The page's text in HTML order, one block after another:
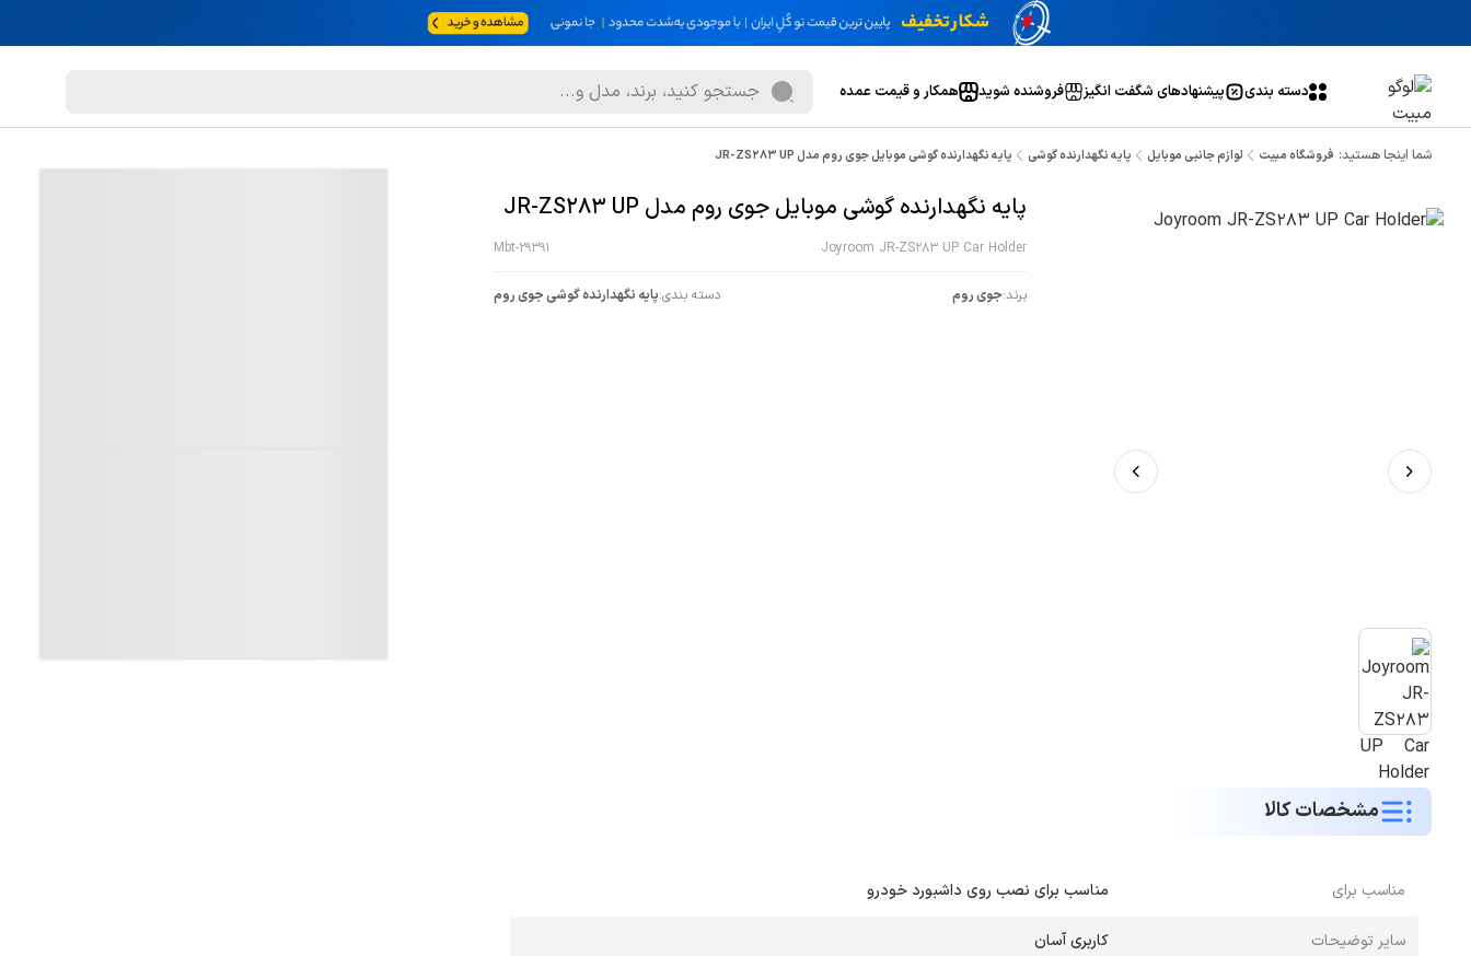
دسته بندی پیشنهاد‌های شگفت انگیز فروشنده شوید همکار و قیمت عمده
شما اینجا هستید: فروشگاه مبیت لوازم جانبی موبایل پایه نگهدارنده گوشی پایه نگهدارنده گوشی موبایل جوی روم مدل JR-ZS283 UP
پایه نگهدارنده گوشی موبایل جوی روم مدل JR-ZS283 UP
Joyroom JR-ZS283 UP Car Holder
Mbt-29391
برند:جوی روم دسته بندی:پایه نگهدارنده گوشی جوی روم
مشخصات کالا
مناسب برای مناسب برای نصب روی داشبورد خودرو
سایر توضیحات کاربری آسان